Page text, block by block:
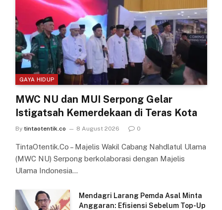
GAYA HIDUP
MWC NU dan MUI Serpong Gelar
Istigatsah Kemerdekaan di Teras Kota
By tintaotentik.co 8 August 2026 0
TintaOtentik.Co – Majelis Wakil Cabang Nahdlatul Ulama
(MWC NU) Serpong berkolaborasi dengan Majelis
Ulama Indonesia…
Mendagri Larang Pemda Asal Minta
Anggaran: Efisiensi Sebelum Top-Up